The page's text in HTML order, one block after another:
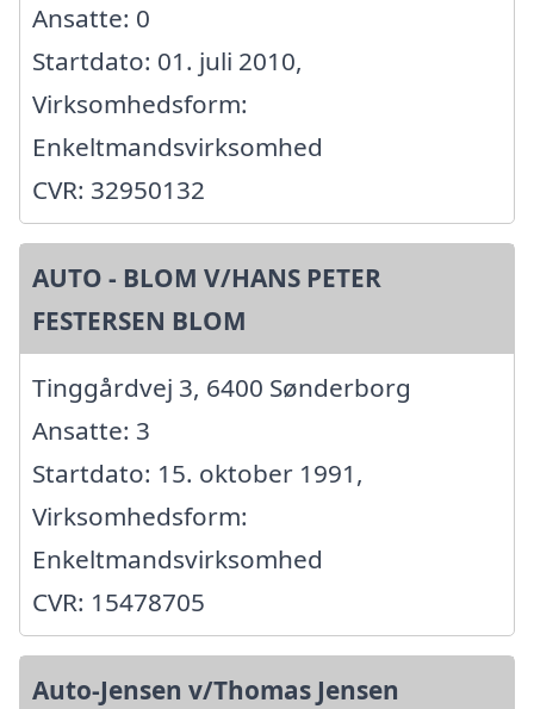
Ansatte: 0
Startdato: 01. juli 2010,
Virksomhedsform:
Enkeltmandsvirksomhed
CVR: 32950132
AUTO - BLOM V/HANS PETER
FESTERSEN BLOM
Tinggårdvej 3, 6400 Sønderborg
Ansatte: 3
Startdato: 15. oktober 1991,
Virksomhedsform:
Enkeltmandsvirksomhed
CVR: 15478705
Auto-Jensen v/Thomas Jensen